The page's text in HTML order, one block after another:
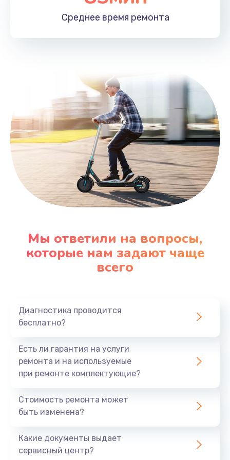
Заказать
Замена HDMI
Среднее время ремонта
Мы ответили на вопросы,
которые нам задают чаще
всего
Диагностика проводится
бесплатно?
Есть ли гарантия на услуги
ремонта и на используемые
при ремонте комплектующие?
Стоимость ремонта может
быть изменена?
Какие документы выдает
сервисный центр?